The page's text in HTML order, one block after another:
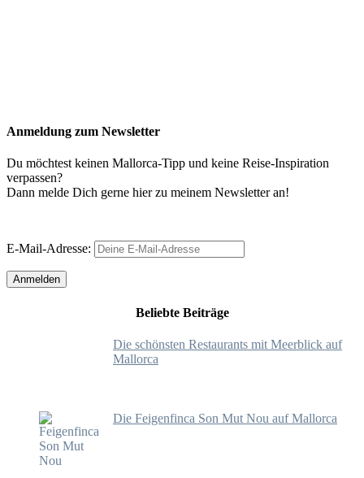
Anmeldung zum Newsletter
Du möchtest keinen Mallorca-Tipp und keine Reise-Inspiration
verpassen?
Dann melde Dich gerne hier zu meinem Newsletter an!
E-Mail-Adresse:
Beliebte Beiträge
Die schönsten Restaurants mit Meerblick auf
Mallorca
Die Feigenfinca Son Mut Nou auf Mallorca